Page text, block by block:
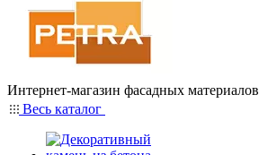
Интернет-магазин фасадных материалов
Весь каталог